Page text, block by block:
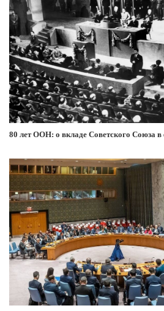
80 лет ООН: о вкладе Советского Союза в